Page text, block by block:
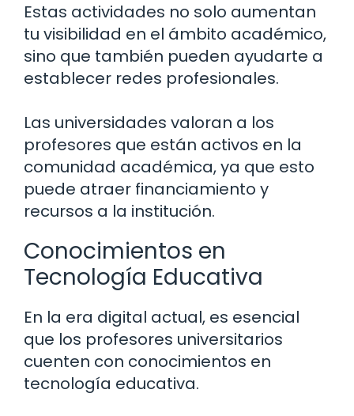
Estas actividades no solo aumentan
tu visibilidad en el ámbito académico,
sino que también pueden ayudarte a
establecer redes profesionales.
Las universidades valoran a los
profesores que están activos en la
comunidad académica, ya que esto
puede atraer financiamiento y
recursos a la institución.
Conocimientos en
Tecnología Educativa
En la era digital actual, es esencial
que los profesores universitarios
cuenten con conocimientos en
tecnología educativa.